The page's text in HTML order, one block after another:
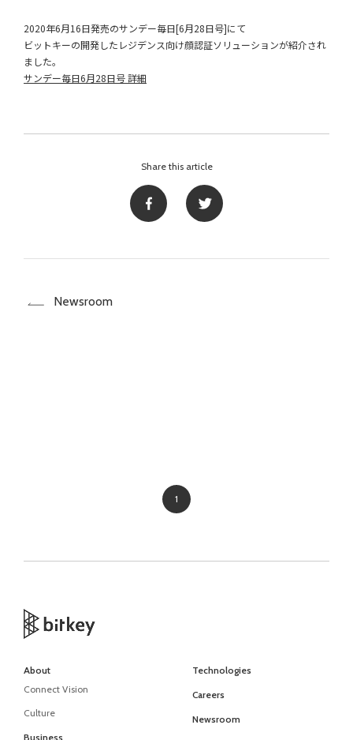
2020年6月16日発売のサンデー毎日[6月28日号]にて
ビットキーの開発したレジデンス向け顔認証ソリューションが紹介され
ました。
サンデー毎日6月28日号 詳細
Share this article
Newsroom
1
About
Connect Vision
Culture
Business
Technologies
Careers
Newsroom